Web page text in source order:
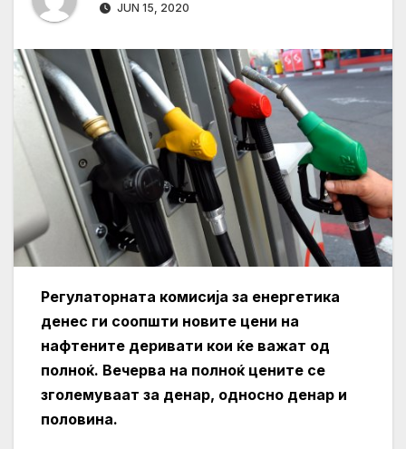
JUN 15, 2020
Регулаторната комисија за енергетика
денес ги соопшти новите цени на
нафтените деривати кои ќе важат од
полноќ. Вечерва на полноќ цените се
зголемуваат за денар, односно денар и
половина.